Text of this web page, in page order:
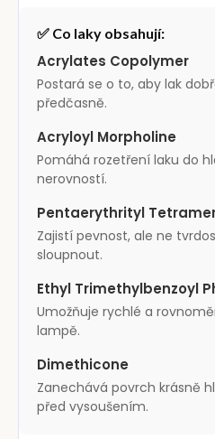
✅ Co laky obsahují:
Acrylates Copolymer
Postará se o to, aby lak
předčasně.
Acryloyl Morpholine
Pomáhá rozetření laku do
nerovností.
Pentaerythrityl
Zajistí pevnost, ale ne
sloupnout.
Ethyl Trimethylbenzoyl
Umožňuje rychlé a
lampě.
Dimethicone
Zanechává povrch krásně
před vysoušením.